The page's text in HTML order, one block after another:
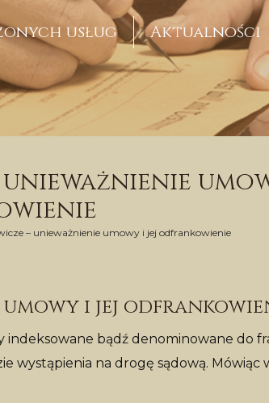
usług Aktualności
– unieważnienie umowy i jej odfrankowienie
i jej
bądź denominowane do
wystąpienia na drogę sądową. Mówiąc